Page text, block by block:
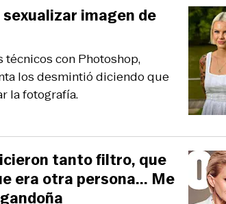
técnicos con Photoshop,
los desmintió diciendo que
la fotografía.
imagen de
tanto filtro, que
era otra persona... Me